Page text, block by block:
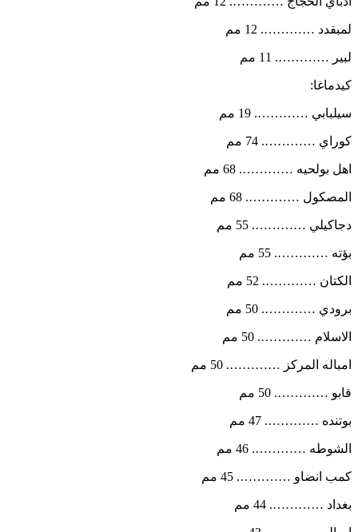
لمبقدد …………. 12 مم
لبير …………. 11 مم
كيدماغا:
سيلبابي …………. 19 مم
كوراي …………. 74 مم
اهل بولحيه …………. 68 مم
المصكول …………. 68 مم
دجاكيلي …………. 55 مم
بؤته …………. 55 مم
الكتان …………. 52 مم
برودي …………. 50 مم
الاسلام …………. 50 مم
امباله المركز …………. 50 مم
قابو …………. 50 مم
بوتنده …………. 47 مم
الشوطه …………. 46 مم
كمب انضاو …………. 45 مم
بغداد …………. 44 مم